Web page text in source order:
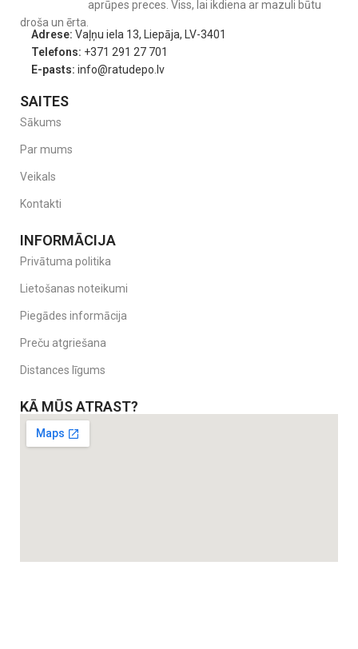
aprūpes preces. Viss, lai ikdiena ar mazuli būtu
droša un ērta.
Adrese: Vaļņu iela 13, Liepāja, LV-3401
Telefons: +371 291 27 701
E-pasts: info@ratudepo.lv
SAITES
Sākums
Par mums
Veikals
Kontakti
INFORMĀCIJA
Privātuma politika
Lietošanas noteikumi
Piegādes informācija
Preču atgriešana
Distances līgums
KĀ MŪS ATRAST?